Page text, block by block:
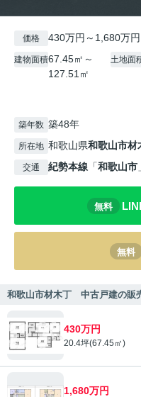
価格 430万円～1,680万円
建物面積67.45㎡～
127.51㎡
土地面
築年数 築48年
所在地 和歌山県和歌山市材
交通 紀勢本線 「和歌山市
無料
無料
和歌山市材木丁 中古戸建の販
430万円
20.4坪(67.45㎡)
1,680万円